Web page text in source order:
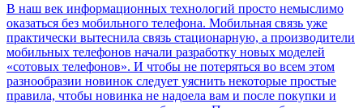
В наш век информационных технологий просто немыслимо
оказаться без мобильного телефона. Мобильная связь уже
практически вытеснила связь стационарную, а производители
мобильных телефонов начали разработку новых моделей
«сотовых телефонов». И чтобы не потеряться во всем этом
разнообразии новинок следует уяснить некоторые простые
правила, чтобы новинка не надоела вам и после покупки и